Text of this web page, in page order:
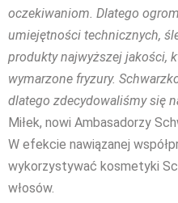
oczekiwaniom. Dlatego
umiejętności technicznych,
produkty najwyższej jakości,
wymarzone fryzury.
dlatego zdecydowaliśmy się
Miłek, nowi Ambasadorzy
W efekcie nawiązanej
wykorzystywać kosmetyki
włosów.